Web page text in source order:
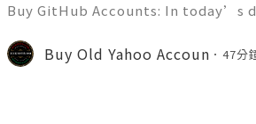
Buy GitHub Accounts: In today’s
n ever. GitHub has become one
forms for developers, compa
Buy Old Yahoo Accoun 47分